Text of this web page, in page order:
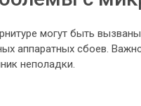
могут быть
аппаратных сбоев.
неполадки.